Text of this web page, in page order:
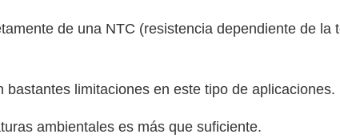
de una NTC (resistencia dependiente de la
bastantes limitaciones en este tipo de aplicaciones.
ambientales es más que suficiente.